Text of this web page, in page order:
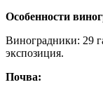
Особенности
Виноградники: 29
экспозиция.
Почва: